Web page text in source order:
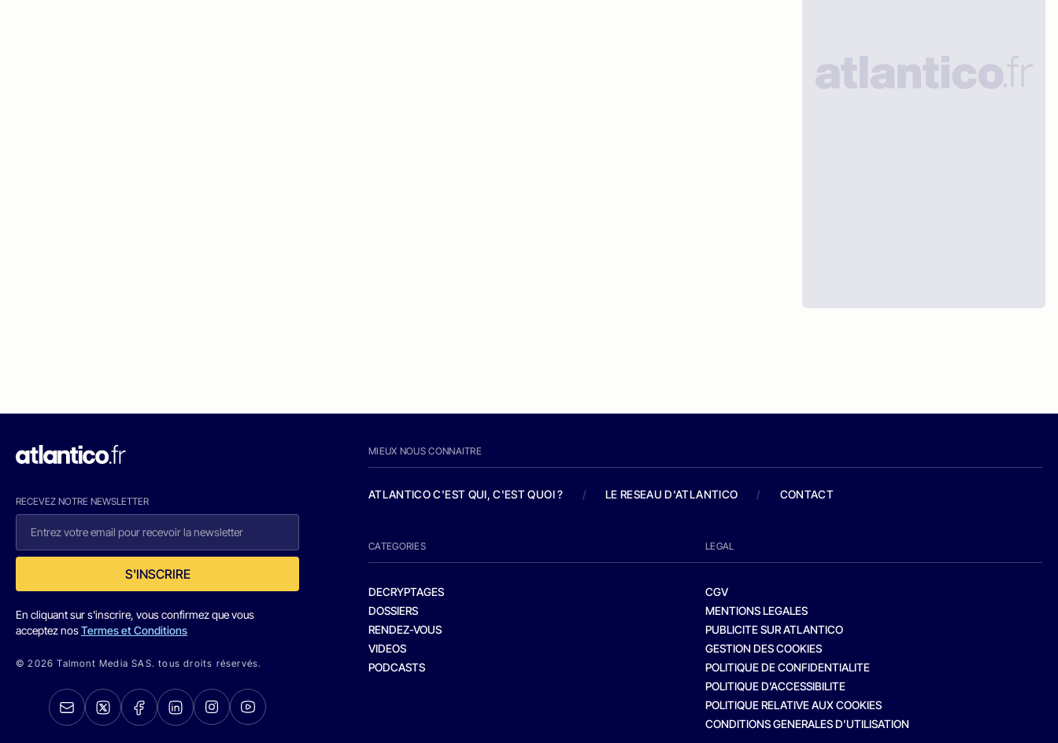
RECEVEZ NOTRE NEWSLETTER
S'INSCRIRE
En cliquant sur s'inscrire, vous confirmez que vous
acceptez nosTermes et Conditions
© 2026 Talmont Media SAS. tous droits réservés.
MIEUX NOUS CONNAITRE
ATLANTICO C'EST QUI, C'EST QUOI ? / LE RESEAU D'ATLANTICO / CONTACT
CATEGORIES
DECRYPTAGES
DOSSIERS
RENDEZ-VOUS
VIDEOS
PODCASTS
LEGAL
CGV
MENTIONS LEGALES
PUBLICITE SUR ATLANTICO
GESTION DES COOKIES
POLITIQUE DE CONFIDENTIALITE
POLITIQUE D’ACCESSIBILITE
POLITIQUE RELATIVE AUX COOKIES
CONDITIONS GENERALES D’UTILISATION